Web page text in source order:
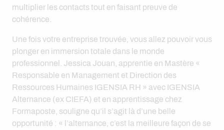
multiplier les contacts tout en faisant preuve de
cohérence.
Une fois votre entreprise trouvée, vous allez pouvoir vous
plonger en immersion totale dans le monde
professionnel. Jessica Jouan, apprentie en Mastère «
Responsable en Management et Direction des
Ressources Humaines IGENSIA RH » avec IGENSIA
Alternance (ex CIEFA) et en apprentissage chez
Formaposte, souligne qu’il s’agit là d’une belle
opportunité : « l’alternance, c’est la meilleure façon de se